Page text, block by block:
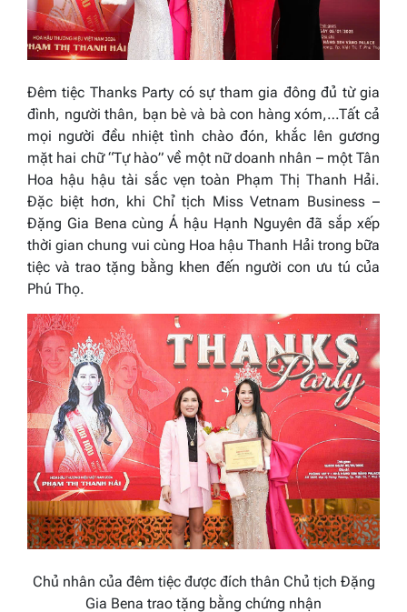
Đêm tiệc Thanks Party có sự tham gia đông đủ từ gia
đình, người thân, bạn bè và bà con hàng xóm,…Tất cả
mọi người đều nhiệt tình chào đón, khắc lên gương
mặt hai chữ “Tự hào” về một nữ doanh nhân – một Tân
Hoa hậu hậu tài sắc vẹn toàn Phạm Thị Thanh Hải.
Đặc biệt hơn, khi Chỉ tịch Miss Vetnam Business –
Đặng Gia Bena cùng Á hậu Hạnh Nguyên đã sắp xếp
thời gian chung vui cùng Hoa hậu Thanh Hải trong bữa
tiệc và trao tặng bằng khen đến người con ưu tú của
Phú Thọ.
Chủ nhân của đêm tiệc được đích thân Chủ tịch Đặng
Gia Bena trao tặng bằng chứng nhận